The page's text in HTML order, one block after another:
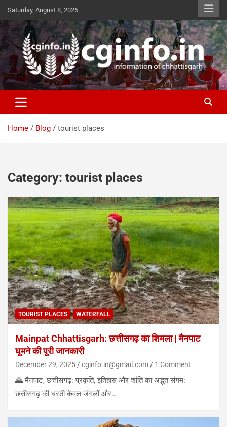
content
Saturday, August 8, 2026
cginfo.in
information of Chhattisgarh
Home Blog tourist places
Category: tourist places
TOURIST PLACES WATERFALL
Mainpat Chhattisgarh: छत्तीसगढ़ का शिमला | मैनपाट
घूमने की पूरी जानकारी
December 29, 2025 cginfo.in@gmail.com 1 Comment
🌄 मैनपाट, छत्तीसगढ़: प्रकृति, इतिहास और शांति का अद्भुत संगम:
छत्तीसगढ़ की धरती केवल जंगलों और…